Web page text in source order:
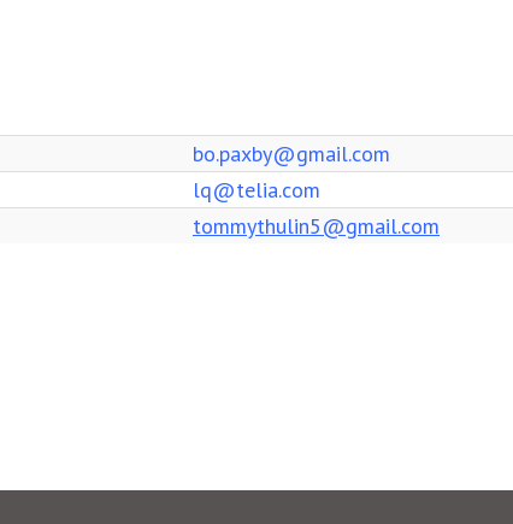
bo.paxby@gmail.com
lq@telia.com
tommythulin5@gmail.com